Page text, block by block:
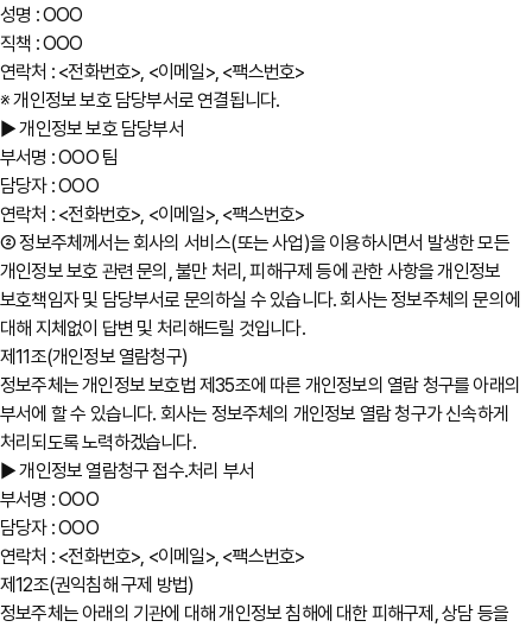
성명 : OOO
직책 : OOO
연락처 : <전화번호>, <이메일>, <팩스번호>
※ 개인정보 보호 담당부서로 연결됩니다.
▶ 개인정보 보호 담당부서
부서명 : OOO 팀
담당자 : OOO
연락처 : <전화번호>, <이메일>, <팩스번호>
② 정보주체께서는 회사의 서비스(또는 사업)을 이용하시면서 발생한 모든
개인정보 보호 관련 문의, 불만 처리, 피해구제 등에 관한 사항을 개인정보
보호책임자 및 담당부서로 문의하실 수 있습니다. 회사는 정보주체의 문의에
대해 지체없이 답변 및 처리해드릴 것입니다.
제11조(개인정보 열람청구)
정보주체는 개인정보 보호법 제35조에 따른 개인정보의 열람 청구를 아래의
부서에 할 수 있습니다. 회사는 정보주체의 개인정보 열람 청구가 신속하게
처리되도록 노력하겠습니다.
▶ 개인정보 열람청구 접수․처리 부서
부서명 : OOO
담당자 : OOO
연락처 : <전화번호>, <이메일>, <팩스번호>
제12조(권익침해 구제 방법)
정보주체는 아래의 기관에 대해 개인정보 침해에 대한 피해구제, 상담 등을